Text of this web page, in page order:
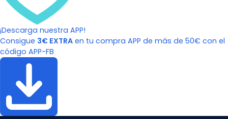
¡Descarga nuestra APP!
Consigue 3€ EXTRA en tu compra APP de más de 50€ con el
código APP-FB